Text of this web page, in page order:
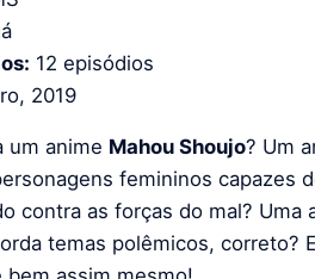
12 episódios
2019
um anime Mahou Shoujo? Um
femininos capazes
contra as forças do mal? Uma
temas polêmicos, correto?